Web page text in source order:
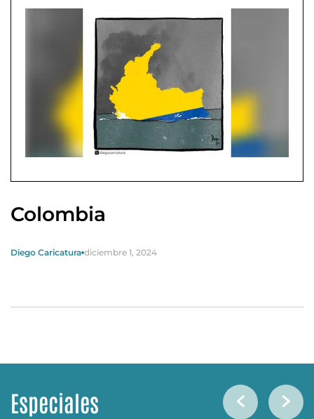
Colombia
Diego Caricatura diciembre 1, 2024
Especiales